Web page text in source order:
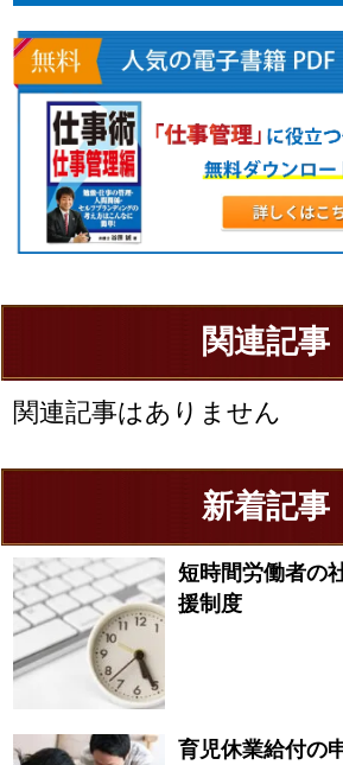
関連記事
関連記事はありません
新着記事
短時間労働者の
援制度
育児休業給付の